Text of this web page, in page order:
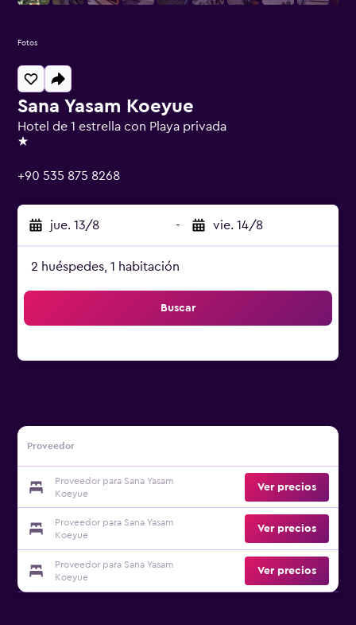
Sana Yasam Koeyue
Hotel de 1 estrella con Playa privada
1 estrella
+90 535 875 8268
jue. 13/8 - vie. 14/8
2 huéspedes, 1 habitación
Buscar
Proveedor
Proveedor para Sana Yasam
Koeyue
Ver precios
Proveedor para Sana Yasam
Koeyue
Ver precios
Proveedor para Sana Yasam
Koeyue
Ver precios
Fotos